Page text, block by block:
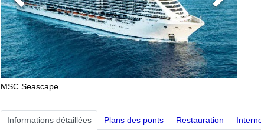
Previous Next
MSC Seascape
Informations détaillées Plans des ponts Restauration